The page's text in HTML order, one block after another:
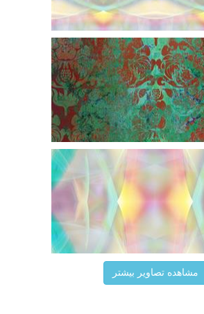
مشاهده تصاویر بیشتر